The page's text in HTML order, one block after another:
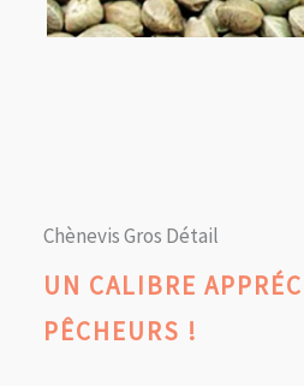
Chènevis Gros Détail
UN CALIBRE
PÊCHEURS !